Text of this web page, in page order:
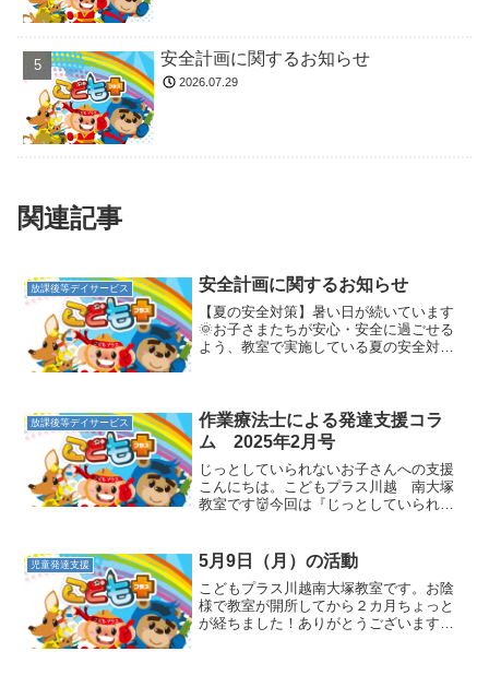
安全計画に関するお知らせ
2026.07.29
関連記事
放課後等デイサービス 安全計画に関するお知らせ
【夏の安全対策】暑い日が続いています
🌞お子さまたちが安心・安全に過ごせる
よう、教室で実施している夏の安全対策
放課後等デイサービス
作業療法士による発達支援コラ
ム 2025年2月号
じっとしていられないお子さんへの支援
こんにちは。こどもプラス川越 南大塚
教室です👹今回は『じっとしていられな
れない・座っていられない・話を聞くこ
とができない・すぐ立ち上...
児童発達支援 5月9日（月）の活動
こどもプラス川越南大塚教室です。お陰
様で教室が開所してから２カ月ちょっと
が経ちました！ありがとうございます。